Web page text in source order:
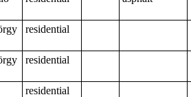
residential
residential
residential